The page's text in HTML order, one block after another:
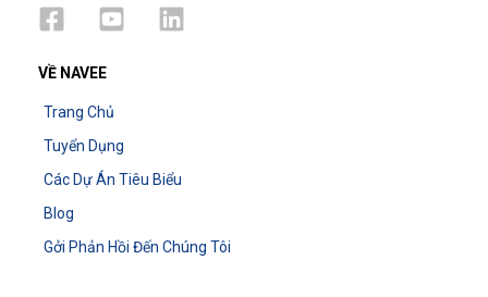
VỀ NAVEE
Trang Chủ
Tuyển Dụng
Các Dự Án Tiêu Biểu
Blog
Gởi Phản Hồi Đến Chúng Tôi